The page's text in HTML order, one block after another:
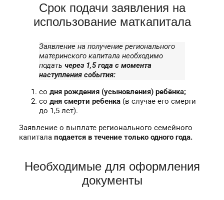
Срок подачи заявления на
использование маткапитала
Заявление на получение регионального
материнского капитала необходимо
подать через 1,5 года с момента
наступления события:
со дня рождения (усыновления) ребёнка;
со дня смерти ребенка (в случае его смерти
до 1,5 лет).
Заявление о выплате регионального семейного
капитала подается в течение только одного года.
Необходимые для оформления
документы